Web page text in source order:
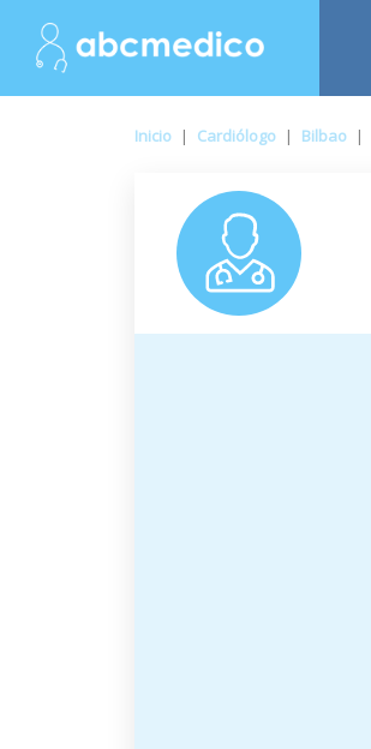
Inicio | Cardiólogo | Bilbao |